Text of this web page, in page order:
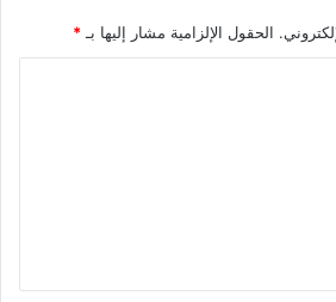
الحقول الإلزامية مشار إليها بـ *